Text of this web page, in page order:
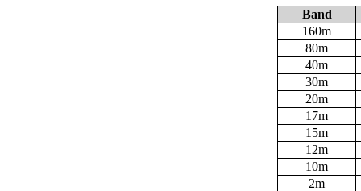
Band
160m
80m
40m
30m
20m
17m
15m
12m
10m
2m